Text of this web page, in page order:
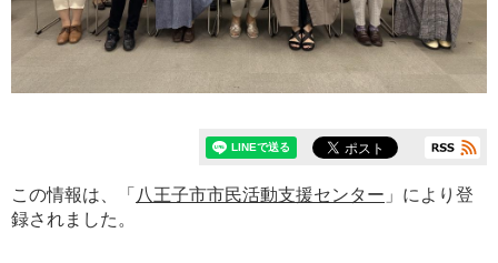
この情報は、「 八王子市市民活動支援センター 」により登
録されました。